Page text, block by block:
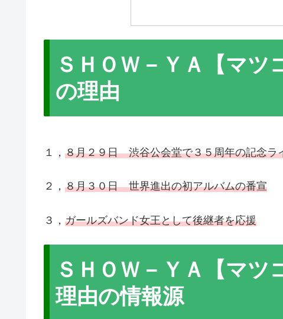
ＳＨＯＷ－ＹＡ【マツ
の理由
１， ８月２９日 渋谷公会堂で３５周年の記念ラ
２， ８月３０日 世界進出の初アルバムの番宣
３， ガールズバンド女王として後継者を応援
ＳＨＯＷ－ＹＡ【マツ
理由の情報源